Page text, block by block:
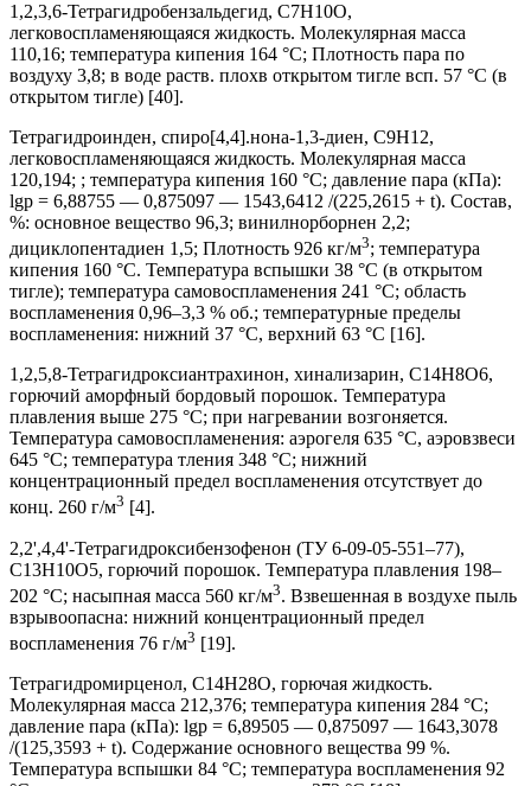
1,2,3,6-Тетрагидробензальдегид, C7H10O,
легковоспламеняющаяся жидкость. Молекулярная масса
110,16; температура кипения 164 °С; Плотность пара по
воздуху 3,8; в воде раств. плохв открытом тигле всп. 57 °С (в
открытом тигле) [40].
Тетрагидроинден, спиро[4,4].нона-1,3-диен, C9H12,
легковоспламеняющаяся жидкость. Молекулярная масса
120,194; ; температура кипения 160 °С; давление пара (кПа):
lgp = 6,88755 — 0,875097 — 1543,6412 /(225,2615 + t). Состав,
%: основное вещество 96,3; винилнорборнен 2,2;
дициклопентадиен 1,5; Плотность 926 кг/м3; температура
кипения 160 °С. Температура вспышки 38 °С (в открытом
тигле); температура самовоспламенения 241 °С; область
воспламенения 0,96–3,3 % об.; температурные пределы
воспламенения: нижний 37 °С, верхний 63 °С [16].
1,2,5,8-Тетрагидроксиантрахинон, хинализарин, C14H8O6,
горючий аморфный бордовый порошок. Температура
плавления выше 275 °С; при нагревании возгоняется.
Температура самовоспламенения: аэрогеля 635 °С, аэровзвеси
645 °С; температура тления 348 °С; нижний
концентрационный предел воспламенения отсутствует до
конц. 260 г/м3 [4].
2,2',4,4'-Тетрагидроксибензофенон (ТУ 6-09-05-551–77),
C13H10O5, горючий порошок. Температура плавления 198–
202 °С; насыпная масса 560 кг/м3. Взвешенная в воздухе пыль
взрывоопасна: нижний концентрационный предел
воспламенения 76 г/м3 [19].
Тетрагидромирценол, C14H28O, горючая жидкость.
Молекулярная масса 212,376; температура кипения 284 °С;
давление пара (кПа): lgp = 6,89505 — 0,875097 — 1643,3078
/(125,3593 + t). Содержание основного вещества 99 %.
Температура вспышки 84 °С; температура воспламенения 92